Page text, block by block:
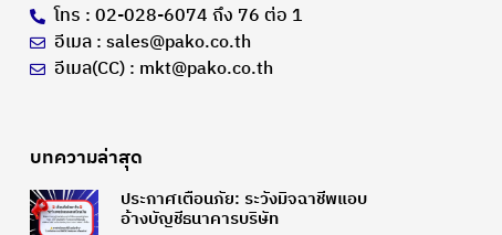
โทร : 02-028-6074 ถึง 76 ต่อ 1
อีเมล : sales@pako.co.th
อีเมล(CC) : mkt@pako.co.th
บทความล่าสุด
ประกาศเตือนภัย: ระวังมิจฉาชีพแอบ
อ้างบัญชีธนาคารบริษัท